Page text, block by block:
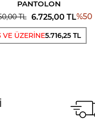
PANTOLON
TL 6.725,00 TL%50
VE ÜZERİNE5.716,25 TL